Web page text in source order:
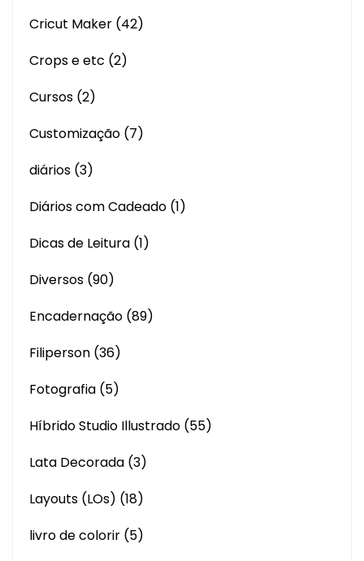
Cricut Maker (42)
Crops e etc (2)
Cursos (2)
Customização (7)
diários (3)
Diários com Cadeado (1)
Dicas de Leitura (1)
Diversos (90)
Encadernação (89)
Filiperson (36)
Fotografia (5)
Híbrido Studio Illustrado (55)
Lata Decorada (3)
Layouts (LOs) (18)
livro de colorir (5)